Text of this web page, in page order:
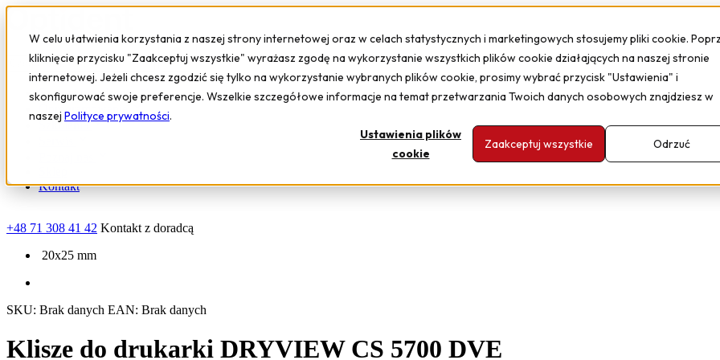
W celu ułatwienia korzystania z naszej strony internetowej oraz w celach statystycznych i marketingowych stosujemy pliki cookie.
kliknięcie przycisku "Zaakceptuj wszystkie" wyrażasz zgodę na wykorzystanie wszystkich plików cookie działających na naszej stronie
internetowej. Jeżeli chcesz zgodzić się tylko na wykorzystanie wybranych plików cookie, prosimy wybrać przycisk "Ustawienia" i
skonfigurować swoje preferencje. Wszelkie szczegółowe informacje na temat przetwarzania Twoich danych osobowych znajdziesz w
naszej Polityce prywatności.
Ustawienia plików
cookie
Zaakceptuj wszystkie Odrzuć
Sprzęt i urządzenia
Oprogramowanie
Szkolenia
Kontakt
+48 71 308 41 42 Kontakt z doradcą
20x25 mm
SKU: Brak danych EAN: Brak danych
Klisze do drukarki DRYVIEW CS 5700 DVE